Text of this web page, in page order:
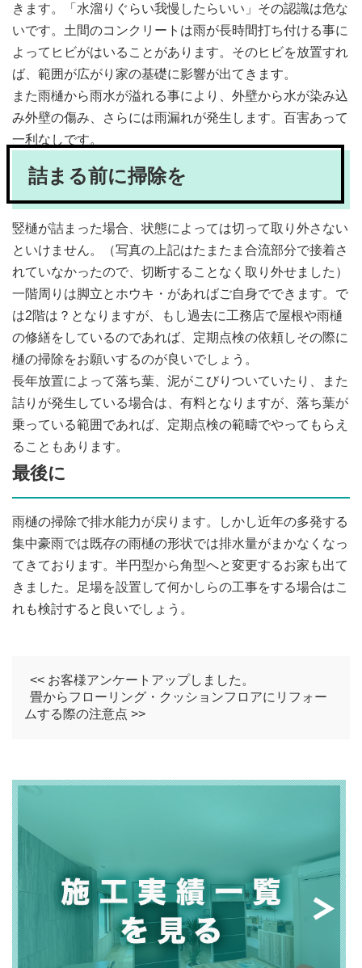
きます。「水溜りぐらい我慢したらいい」その認識は危な
いです。土間のコンクリートは雨が長時間打ち付ける事に
よってヒビがはいることがあります。そのヒビを放置すれ
ば、範囲が広がり家の基礎に影響が出てきます。
また雨樋から雨水が溢れる事により、外壁から水が染み込
み外壁の傷み、さらには雨漏れが発生します。百害あって
一利なしです。
詰まる前に掃除を
竪樋が詰まった場合、状態によっては切って取り外さない
といけません。（写真の上記はたまたま合流部分で接着さ
れていなかったので、切断することなく取り外せました）
一階周りは脚立とホウキ・があればご自身でできます。で
は2階は？となりますが、もし過去に工務店で屋根や雨樋
の修繕をしているのであれば、定期点検の依頼しその際に
樋の掃除をお願いするのが良いでしょう。
長年放置によって落ち葉、泥がこびりついていたり、また
詰りが発生している場合は、有料となりますが、落ち葉が
乗っている範囲であれば、定期点検の範疇でやってもらえ
ることもあります。
最後に
雨樋の掃除で排水能力が戻ります。しかし近年の多発する
集中豪雨では既存の雨樋の形状では排水量がまかなくなっ
てきております。半円型から角型へと変更するお家も出て
きました。足場を設置して何かしらの工事をする場合はこ
れも検討すると良いでしょう。
<< お客様アンケートアップしました。
畳からフローリング・クッションフロアにリフォー
ムする際の注意点 >>